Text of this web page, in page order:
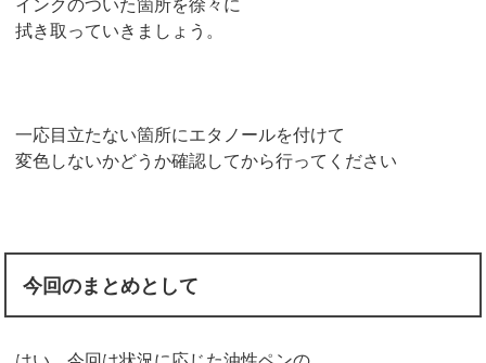
インクのついた箇所を徐々に
拭き取っていきましょう。
一応目立たない箇所にエタノールを付けて
変色しないかどうか確認してから行ってください
今回のまとめとして